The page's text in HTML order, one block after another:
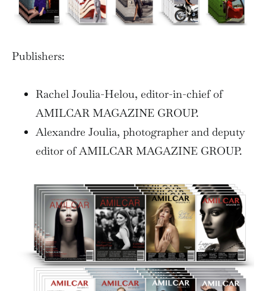
Publishers:
Rachel Joulia-Helou, editor-in-chief of
AMILCAR MAGAZINE GROUP.
Alexandre Joulia, photographer and deputy
editor of AMILCAR MAGAZINE GROUP.